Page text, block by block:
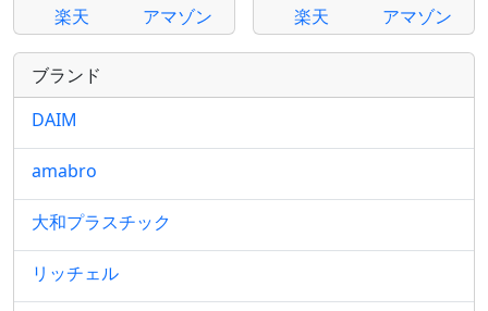
楽天 アマゾン 楽天 アマゾン
ブランド
DAIM
amabro
大和プラスチック
リッチェル